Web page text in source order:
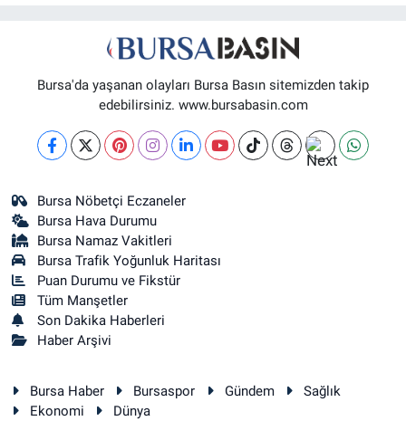
Bursa'da yaşanan olayları Bursa Basın sitemizden takip
edebilirsiniz. www.bursabasin.com
Bursa Nöbetçi Eczaneler
Bursa Hava Durumu
Bursa Namaz Vakitleri
Bursa Trafik Yoğunluk Haritası
Puan Durumu ve Fikstür
Tüm Manşetler
Son Dakika Haberleri
Haber Arşivi
Bursa Haber Bursaspor Gündem
Sağlık
Ekonomi
Dünya